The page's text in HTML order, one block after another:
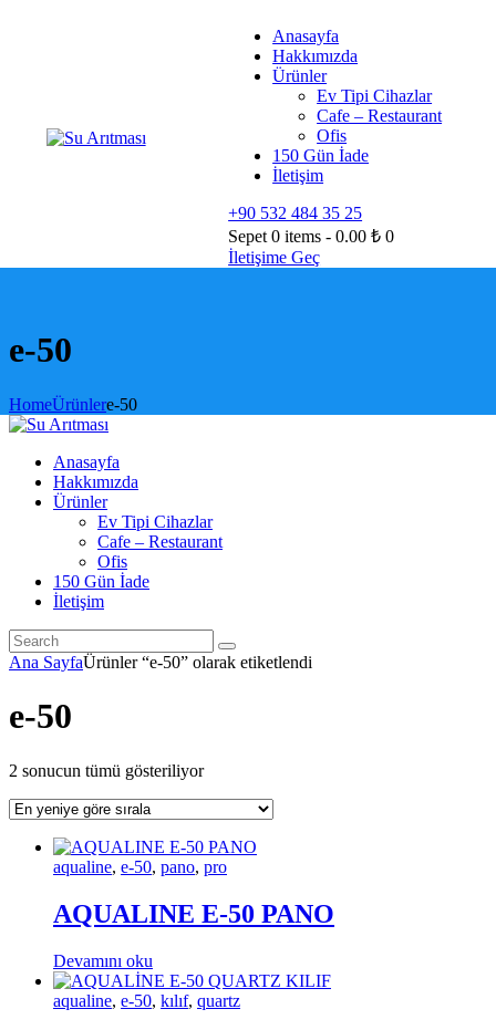
Anasayfa
Hakkımızda
Ürünler
Ev Tipi Cihazlar
Cafe – Restaurant
Ofis
150 Gün İade
İletişim
+90 532 484 35 25
Sepet 0 items -0.00 ₺ 0
İletişime Geç
e-50
HomeÜrünlere-50
Anasayfa
Hakkımızda
Ürünler
Ev Tipi Cihazlar
Cafe – Restaurant
Ofis
150 Gün İade
İletişim
Ana SayfaÜrünler “e-50” olarak etiketlendi
e-50
2 sonucun tümü gösteriliyorEn
aqualine, e-50, pano, pro
AQUALINE E-50 PANO
Devamını oku
aqualine, e-50, kılıf, quartz